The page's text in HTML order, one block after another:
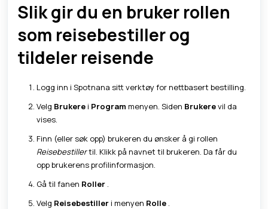
Slik gir du en bruker rollen
som reisebestiller og
tildeler reisende
Logg inn i Spotnana sitt verktøy for nettbasert bestilling.
Velg Brukerei Program menyen. Siden Brukerevil da
vises.
Finn (eller søk opp) brukeren du ønsker å gi rollen
Reisebestillertil. Klikk på navnet til brukeren. Da får du
opp brukerens profilinformasjon.
Gå til fanen Roller .
Velg Reisebestilleri menyen Rolle .